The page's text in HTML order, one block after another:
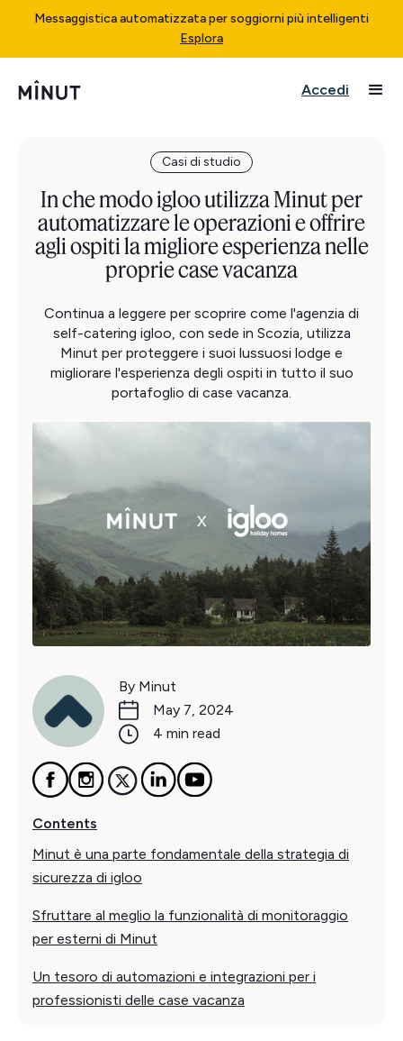
Messaggistica automatizzata per soggiorni più intelligenti
Esplora
Accedi
Casi di studio
In che modo igloo utilizza Minut per
automatizzare le operazioni e offrire
agli ospiti la migliore esperienza nelle
proprie case vacanza
Continua a leggere per scoprire come l'agenzia di
self-catering igloo, con sede in Scozia, utilizza
Minut per proteggere i suoi lussuosi lodge e
migliorare l'esperienza degli ospiti in tutto il suo
portafoglio di case vacanza.
By Minut
May 7, 2024
4 min read
Contents
Minut è una parte fondamentale della strategia di
sicurezza di igloo
Sfruttare al meglio la funzionalità di monitoraggio
per esterni di Minut
Un tesoro di automazioni e integrazioni per i
professionisti delle case vacanza